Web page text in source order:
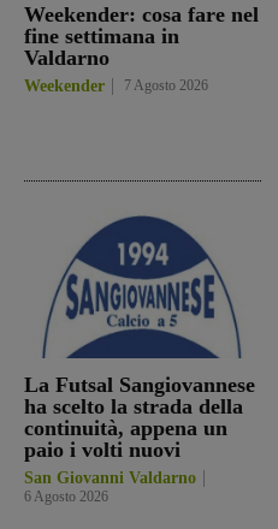
Weekender: cosa fare nel
fine settimana in
Valdarno
Weekender 7 Agosto 2026
La Futsal Sangiovannese
ha scelto la strada della
continuità, appena un
paio i volti nuovi
San Giovanni Valdarno
6 Agosto 2026